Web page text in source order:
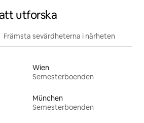
utforska
Främsta sevärdheterna i närheten
Wien
Semesterboenden
München
Semesterboenden